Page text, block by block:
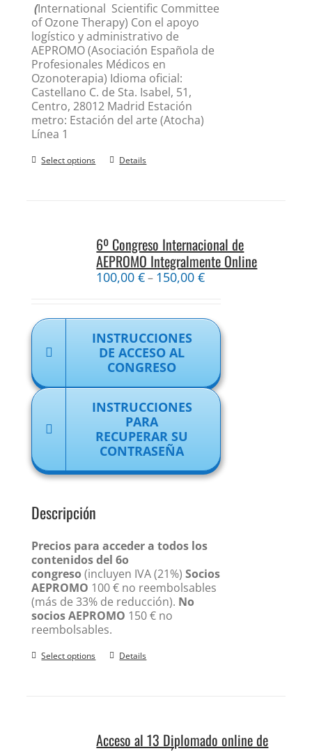
(International Scientific Committee
of Ozone Therapy) Con el apoyo
logístico y administrativo de
AEPROMO (Asociación Española de
Profesionales Médicos en
Ozonoterapia) Idioma oficial:
Castellano C. de Sta. Isabel, 51,
Centro, 28012 Madrid Estación
metro: Estación del arte (Atocha)
Línea 1
Select options Details
6º Congreso Internacional de
AEPROMO Integralmente Online
100,00€– 150,00€
INSTRUCCIONES
DE ACCESO AL
CONGRESO
INSTRUCCIONES
PARA
RECUPERAR SU
CONTRASEÑA
Descripción
Precios para acceder a todos los
contenidos del 6o
congreso(incluyen IVA (21%)Socios
AEPROMO 100 € no reembolsables
(más de 33% de reducción). No
socios AEPROMO 150 € no
reembolsables.
Select options Details
Acceso al 13 Diplomado online de